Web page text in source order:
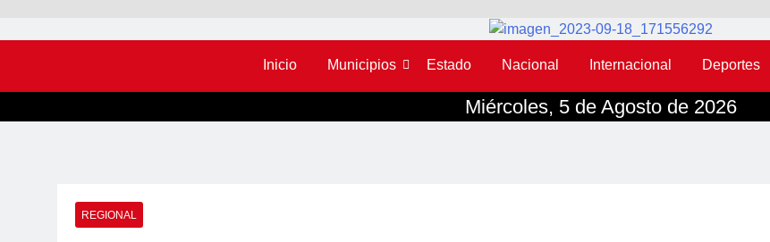
Inicio Municipios Estado Nacional Internacional Deportes
Miércoles, 5 de Agosto de 2026
REGIONAL